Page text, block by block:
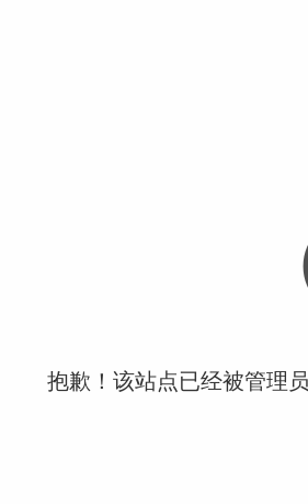
抱歉！该站点已经被管理